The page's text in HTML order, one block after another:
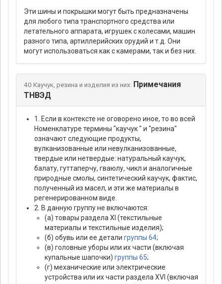
Эти шины и покрышки могут быть предназначены
для любого типа транспортного средства или
летательного аппарата, игрушек с колесами, машин
разного типа, артиллерийских орудий и т.д. Они
могут использоваться как с камерами, так и без них.
40 Каучук, резина и изделия из них: Примечания
ТНВЭД
1. Если в контексте не оговорено иное, то во всей
Hоменклатуре термины "каучук " и "резина"
означают следующие продукты,
вулканизованные или невулканизованные,
твердые или нетвердые: натуральный каучук,
балату, гуттаперчу, гваюлу, чикл и аналогичные
природные смолы, синтетический каучук, фактис,
полученный из масел, и эти же материалы в
регенерированном виде.
2. В данную группу не включаются:
(а) товары раздела XI (текстильные
материалы и текстильные изделия);
(б) обувь или ее детали группы 64;
(в) головные уборы или их части (включая
купальные шапочки) группы 65;
(г) механические или электрические
устройства или их части раздела XVI (включая